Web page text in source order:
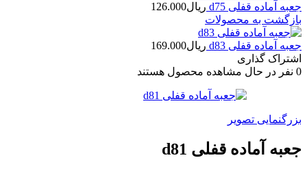
جعبه آماده قفلی d75 ریال126.000
بازگشت به محصولات
جعبه آماده قفلی d83 ریال169.000
اشتراک گذاری
0 نفر در حال مشاهده محصول هستند
بزرگنمایی تصویر
جعبه آماده قفلی d81